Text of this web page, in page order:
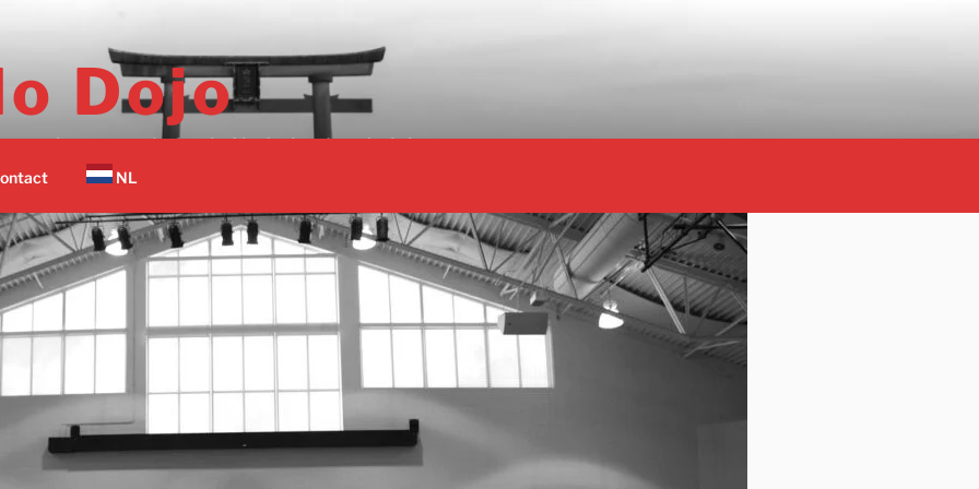
Dojo
vechtsport scholen in Nederland op 1 plek.
NL